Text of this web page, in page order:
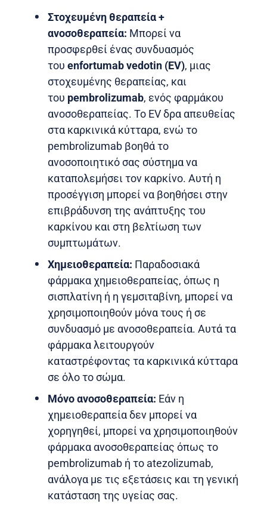
Στοχευμένη θεραπεία +
ανοσοθεραπεία: Μπορεί να
προσφερθεί ένας συνδυασμός
του enfortumab vedotin (EV), μιας
στοχευμένης θεραπείας, και
του pembrolizumab, ενός φαρμάκου
ανοσοθεραπείας. Το EV δρα απευθείας
στα καρκινικά κύτταρα, ενώ το
pembrolizumab βοηθά το
ανοσοποιητικό σας σύστημα να
καταπολεμήσει τον καρκίνο. Αυτή η
προσέγγιση μπορεί να βοηθήσει στην
επιβράδυνση της ανάπτυξης του
καρκίνου και στη βελτίωση των
συμπτωμάτων.
Χημειοθεραπεία: Παραδοσιακά
φάρμακα χημειοθεραπείας, όπως η
σισπλατίνη ή η γεμσιταβίνη, μπορεί να
χρησιμοποιηθούν μόνα τους ή σε
συνδυασμό με ανοσοθεραπεία. Αυτά τα
φάρμακα λειτουργούν
καταστρέφοντας τα καρκινικά κύτταρα
σε όλο το σώμα.
Μόνο ανοσοθεραπεία: Εάν η
χημειοθεραπεία δεν μπορεί να
χορηγηθεί, μπορεί να χρησιμοποιηθούν
φάρμακα ανοσοθεραπείας όπως το
pembrolizumab ή το atezolizumab,
ανάλογα με τις εξετάσεις και τη γενική
κατάσταση της υγείας σας.